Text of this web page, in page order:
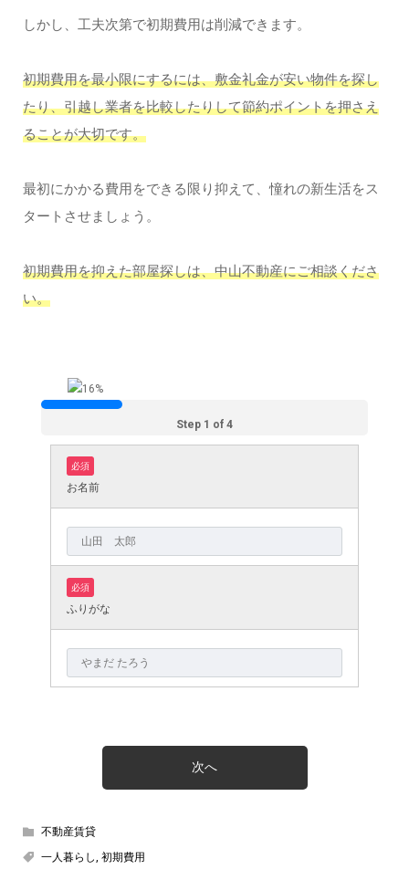
しかし、工夫次第で初期費用は削減できます。
初期費用を最小限にするには、敷金礼金が安い物件を探し
たり、引越し業者を比較したりして節約ポイントを押さえ
ることが大切です。
最初にかかる費用をできる限り抑えて、憧れの新生活をス
タートさせましょう。
初期費用を抑えた部屋探しは、中山不動産にご相談くださ
い。
Step 1 of 4
必須
お名前
必須
ふりがな
不動産賃貸
一人暮らし, 初期費用